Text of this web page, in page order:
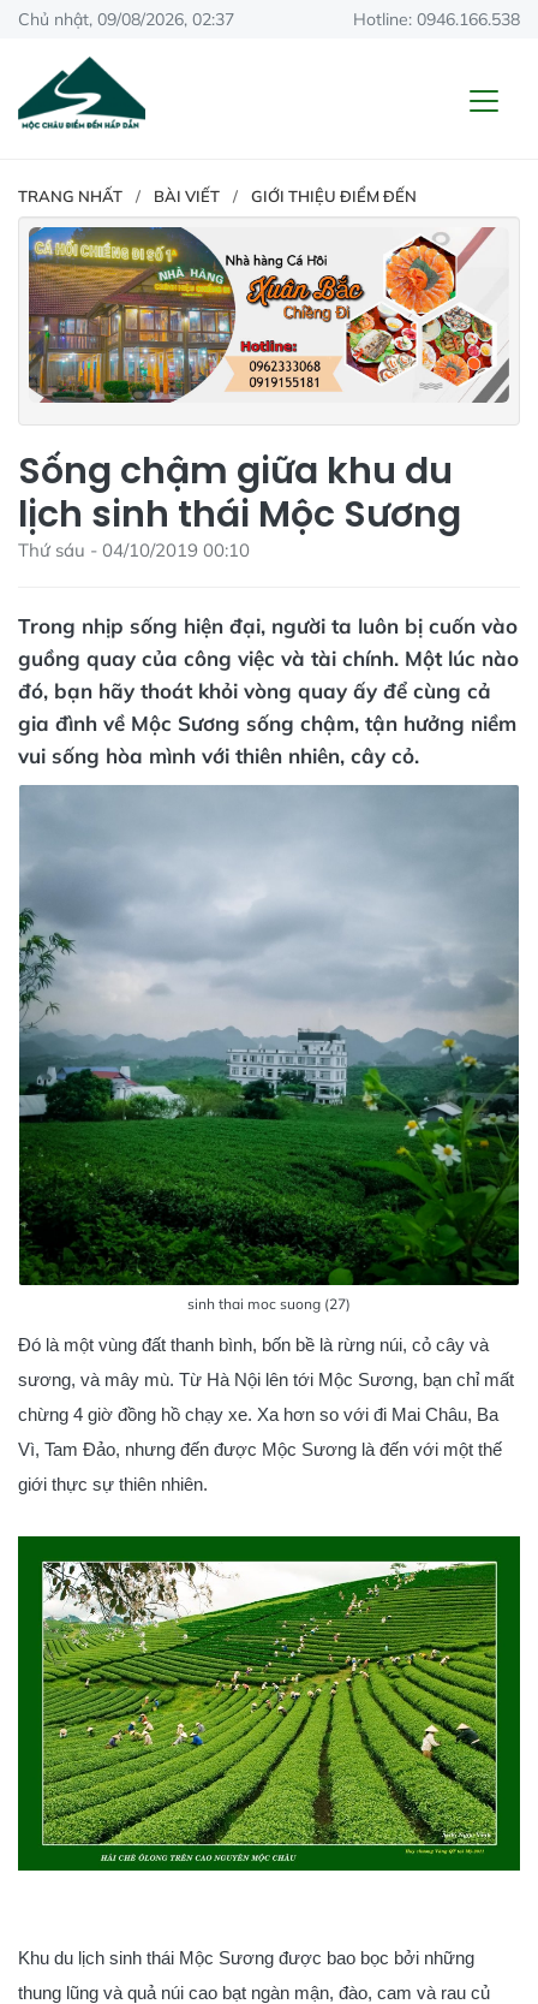
Chủ nhật, 09/08/2026, 02:37 Hotline: 0946.166.538
TRANG NHẤT BÀI VIẾT GIỚI THIỆU ĐIỂM ĐẾN
Sống chậm giữa khu du
lịch sinh thái Mộc Sương
Thứ sáu - 04/10/2019 00:10
Trong nhịp sống hiện đại, người ta luôn bị cuốn vào
guồng quay của công việc và tài chính. Một lúc nào
đó, bạn hãy thoát khỏi vòng quay ấy để cùng cả
gia đình về Mộc Sương sống chậm, tận hưởng niềm
vui sống hòa mình với thiên nhiên, cây cỏ.
sinh thai moc suong (27)
Đó là một vùng đất thanh bình, bốn bề là rừng núi, cỏ cây và
sương, và mây mù. Từ Hà Nội lên tới Mộc Sương, bạn chỉ mất
chừng 4 giờ đồng hồ chạy xe. Xa hơn so với đi Mai Châu, Ba
Vì, Tam Đảo, nhưng đến được Mộc Sương là đến với một thế
giới thực sự thiên nhiên.
Khu du lịch sinh thái Mộc Sương được bao bọc bởi những
thung lũng và quả núi cao bạt ngàn mận, đào, cam và rau củ